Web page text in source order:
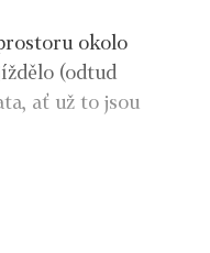
okolo
(odtud
ať už to jsou